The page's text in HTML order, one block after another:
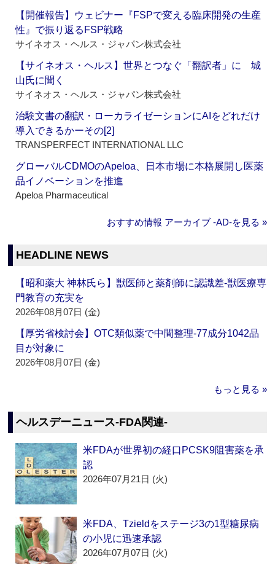
【開催報告】ウェビナー『FSPで変える臨床開発の生産
性』で振り返るFSP戦略
サイネオス・ヘルス・ジャパン株式会社
【サイネオス・ヘルス】世界とつなぐ「翻訳者」に 城
山氏に聞く
サイネオス・ヘルス・ジャパン株式会社
治験文書の翻訳・ローカライゼーションにAIをどれだけ
導入できるかーその[2]
TRANSPERFECT INTERNATIONAL LLC
グローバルCDMOのApeloa、日本市場に本格展開し医薬
品イノベーションを推進
Apeloa Pharmaceutical
おすすめ情報 アーカイブ ‐AD‐を見る »
HEADLINE NEWS
【昭和薬大 神林氏ら】獣医師と薬剤師に認識差‐獣医療専
門教育の充実を
2026年08月07日 (金)
【厚労省検討会】OTC類似薬で中間整理‐77成分1042品
目が対象に
2026年08月07日 (金)
もっと見る »
ヘルスデーニュース‐FDA関連‐
米FDAが世界初の経口PCSK9阻害薬を承
認
2026年07月21日 (火)
米FDA、Tzieldをステージ3の1型糖尿病
の小児に迅速承認
2026年07月07日 (火)